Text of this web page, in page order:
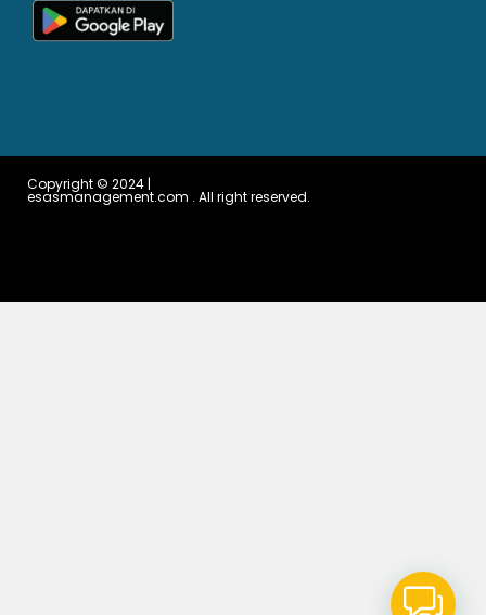
Copyright © 2024 |
esasmanagement.com . All right reserved.